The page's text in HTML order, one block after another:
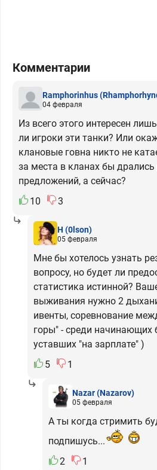
Комментарии
Ramphorinhus
04 февраля
Из всего этого интересен
ли игроки эти танки? Или
клановые говна никто не
за места в кланах бы
предложений, а сейчас?
10
3
H (0lson)
05 февраля
Мне бы хотелось узнать
вопросу, но будет ли
статистика истинной?
выживания нужно 2
ивенты, соревнование
горы" - среди начинающих
уставших "на зарплате" )
5
1
Nazar(Nazarov)
05 февраля
А ты когда стримить
подпишусь...
2
1